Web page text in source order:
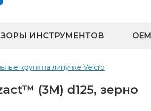
ИНСТРУМЕНТОВ OEM
круги на липучке Velcro
(3M) d125, зерно